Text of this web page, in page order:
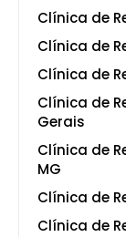
Clínica de
Clínica de
Clínica de
Clínica de
Gerais
Clínica de
MG
Clínica de
Clínica de